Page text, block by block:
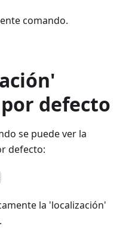
comando.
defecto
se puede ver la
defecto:
la 'localización'